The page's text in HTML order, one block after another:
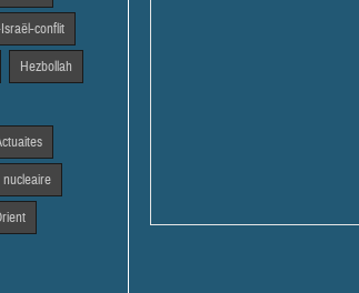
conflit
Hezbollah
nucleaire